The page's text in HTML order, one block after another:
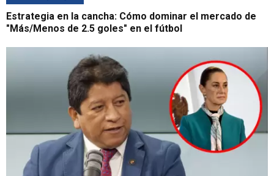
Estrategia en la cancha: Cómo dominar el mercado de
"Más/Menos de 2.5 goles" en el fútbol